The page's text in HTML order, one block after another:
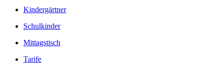
Kindergärtner
Schulkinder
Mittagstisch
Tarife